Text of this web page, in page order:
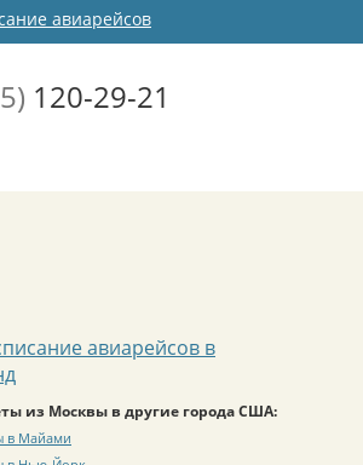
авиарейсов
120-29-21
авиарейсов в
из Москвы в другие города США:
в Майами